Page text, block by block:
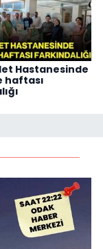
Hastanesinde
haftası